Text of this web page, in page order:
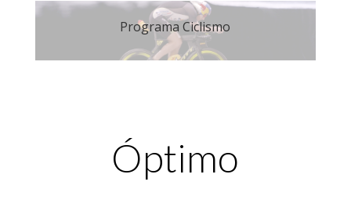
Programa Ciclismo
Óptimo